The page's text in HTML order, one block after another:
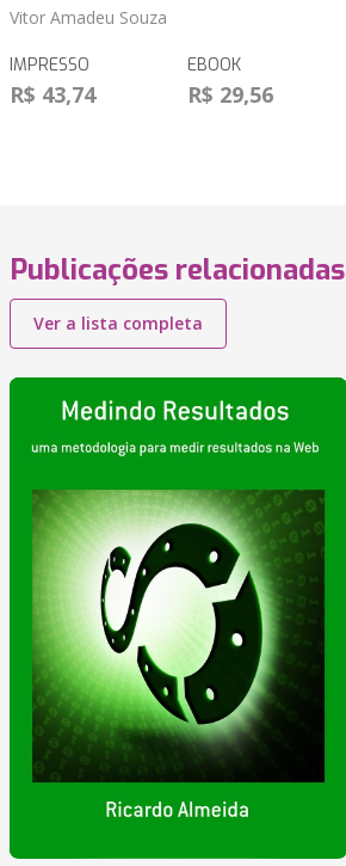
Vitor Amadeu Souza
IMPRESSO
R$ 43,74
EBOOK
R$ 29,56
Publicações relacionadas
Ver a lista completa